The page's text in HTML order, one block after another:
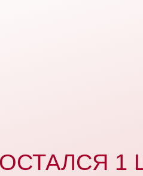
ОСТАЛСЯ 1